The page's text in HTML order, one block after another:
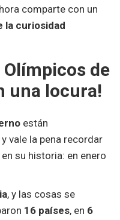
comparte con un
la curiosidad
de
una locura!
están
y vale la pena recordar
en su historia: en enero
, y las cosas se
16 países, en 6